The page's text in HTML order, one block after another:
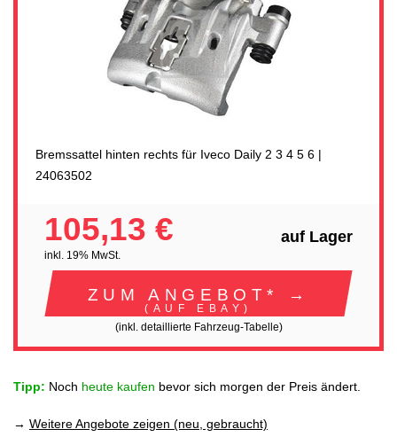
Bremssattel hinten rechts für Iveco Daily 2 3 4 5 6 |
24063502
105,13 €
inkl. 19% MwSt.
auf Lager
ZUM ANGEBOT* →
(AUF EBAY)
(inkl. detaillierte Fahrzeug-Tabelle)
Tipp: Noch heute kaufen bevor sich morgen der Preis ändert.
→ Weitere Angebote zeigen (neu, gebraucht)